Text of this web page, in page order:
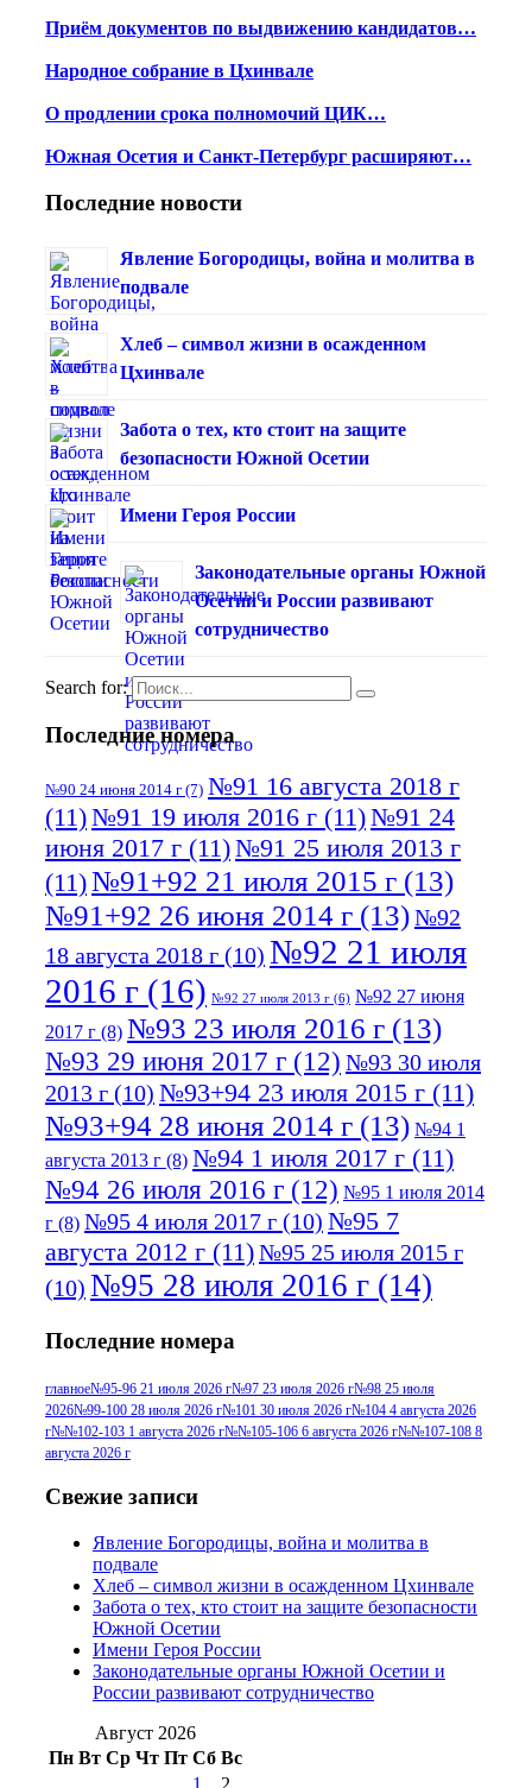
Приём документов по выдвижению кандидатов…
Народное собрание в Цхинвале
О продлении срока полномочий ЦИК…
Южная Осетия и Санкт-Петербург расширяют…
Последние новости
Явление Богородицы, война и молитва в
подвале
Хлеб – символ жизни в осажденном
Цхинвале
Забота о тех, кто стоит на защите
безопасности Южной Осетии
Имени Героя России
Законодательные органы Южной
Осетии и России развивают
сотрудничество
Search for:
Последние номера
№90 24 июня 2014 г (7) №91 16 августа 2018 г
(11)№91 19 июля 2016 г (11)№91 24
июня 2017 г (11)№91 25 июля 2013 г
(11)№91+92 21 июля 2015 г (13)
№91+92 26 июня 2014 г (13)№92
18 августа 2018 г (10) №92 21 июля
2016 г (16) №92 27 июля 2013 г (6) №92 27 июня
2017 г (8) №93 23 июля 2016 г (13)
№93 29 июня 2017 г (12) №93 30 июля
2013 г (10) №93+94 23 июля 2015 г (11)
№93+94 28 июня 2014 г (13) №94 1
августа 2013 г (8) №94 1 июля 2017 г (11)
№94 26 июля 2016 г (12) №95 1 июля 2014
г (8) №95 4 июля 2017 г (10) №95 7
августа 2012 г (11)№95 25 июля 2015 г
(10) №95 28 июля 2016 г (14)
июля 2017 г(11)№96 9 августа 2012
г(13) №96 28 июля 2015 г(9) №96+97 3
июля 2014 г(10)№96+97 30 июля
2016 г(13)
июля 2017 г
2012 г
(15)
№97 30 июля 2015 г
(15)№98 1 августа 2015 г
августа 2016 г(10)№98 5 июля 2014 г(10)
№98 8 августа 2013 г
августа 2012 г(14) №98+99 11 июля
2017 г(9)
№99 4 августа
2016 г(12) №99 8 июля 2014 г
августа 2012 г(11)
Последние номера
главное№95-96 21 июля 2026 г№97 23 июля 2026 г№98 25 июля
2026№99-100 28 июля 2026 г№101 30 июля 2026 г№104 4 августа 2026
г№№102-103 1 августа 2026 г№№105-106 6 августа 2026 г№№107-108 8
августа 2026 г
Свежие записи
Явление Богородицы, война и молитва в
подвале
Хлеб – символ жизни в осажденном Цхинвале
Забота о тех, кто стоит на защите безопасности
Южной Осетии
Имени Героя России
Законодательные органы Южной Осетии и
России развивают сотрудничество
Август 2026
Пн Вт Ср Чт Пт Сб Вс
1
2